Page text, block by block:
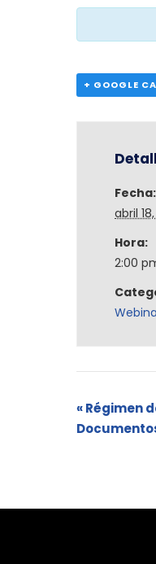
+ GOOGLE
Fecha:
abril
Hora:
2:00
«Régimen